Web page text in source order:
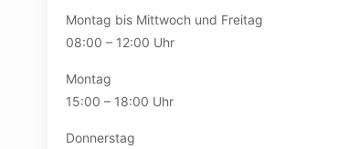
Montag bis Mittwoch und Freitag
08:00 – 12:00 Uhr
Montag
15:00 – 18:00 Uhr
Donnerstag